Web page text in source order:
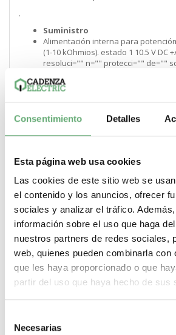
Consentimiento Detalles
Esta página web usa cookies
Las cookies de este sitio web se
el contenido y los anuncios, ofrecer
sociales y analizar el tráfico.
información sobre el uso que haga
nuestros partners de redes sociales,
web, quienes pueden combinarla con
que les haya proporcionado o que
partir del uso que haya hecho de sus
Necesarias
.
Suministro
Alimentación interna para
(1-10 kOhmios). estado 1 10.5 V DC
resoluci="" n="" protecci="" de=""
.
Ejecución de CANopen. estado 1 1
.
Anchura
45.0 mm
.
altura
325.0 mm
.
Profundidad
245.0 mm
.
2.4 kg